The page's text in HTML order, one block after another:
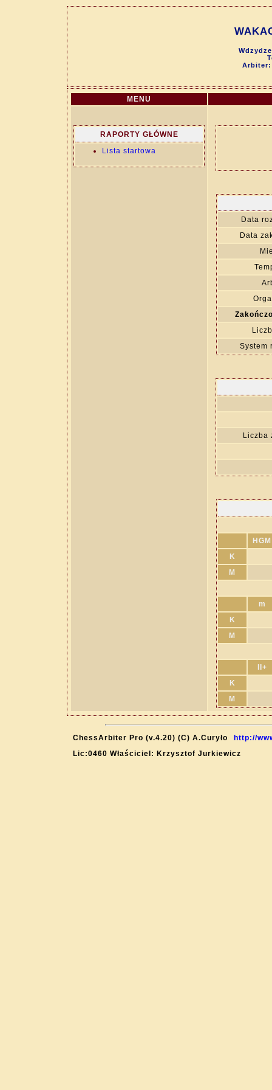
MENU
RAPORTY GŁÓWNE
Lista startowa
Data
Data
System
Liczba
HGM
K
M
m
K
M
II+
K
M
ChessArbiter Pro (v.4.20) (C) A.Curyło
http://
Lic:0460 Właściciel: Krzysztof Jurkiewicz